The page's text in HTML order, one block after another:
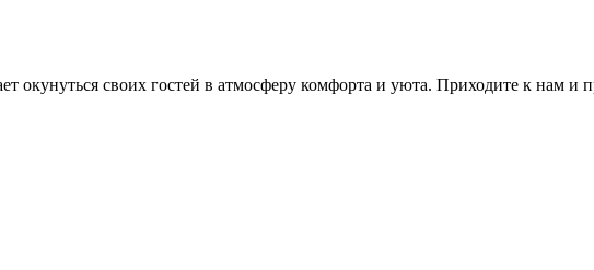
окунуться своих гостей в атмосферу комфорта и уюта. Приходите к нам и